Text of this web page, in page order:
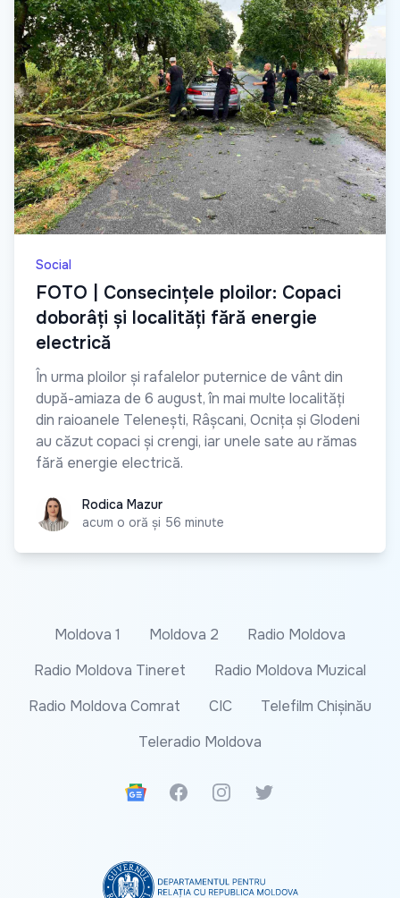
Social
FOTO | Consecințele ploilor: Copaci
doborâți și localități fără energie
electrică
În urma ploilor și rafalelor puternice de vânt din
după-amiaza de 6 august, în mai multe localități
din raioanele Telenești, Râșcani, Ocnița și Glodeni
au căzut copaci și crengi, iar unele sate au rămas
fără energie electrică.
Rodica MazurRodica Mazur
acum o oră și 56 minute
Moldova 1 Moldova 2
Radio Moldova
Radio Moldova Tineret
Radio Moldova Muzical
Radio Moldova Comrat
CIC
Telefilm Chișinău
Teleradio Moldova
Google News
FacebookInstagramTwitter